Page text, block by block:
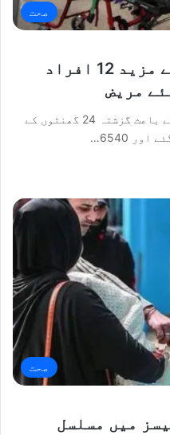
صحت
پاکستان میں کورونا سے مزید 12 افراد
پاکستان میں عالمی وبا کورونا کے باعث گزشتہ 24 گھنٹوں کے
صحت
میں مسلسل